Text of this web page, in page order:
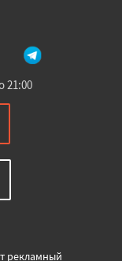
21:00
рекламный